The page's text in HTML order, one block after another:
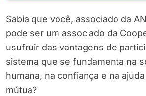
Sabia que você, associado da
pode ser um associado da
usufruir das vantagens de
sistema que se fundamenta na
humana, na confiança e na
mútua?